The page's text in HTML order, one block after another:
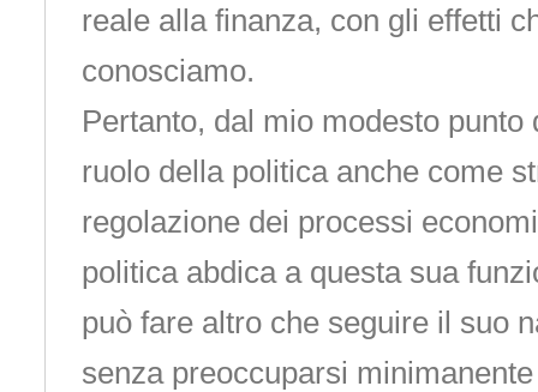
reale alla finanza, con gli effetti
conosciamo.
Pertanto, dal mio modesto
ruolo della politica anche come
regolazione dei processi
politica abdica a questa sua
può fare altro che seguire il suo
senza preoccuparsi